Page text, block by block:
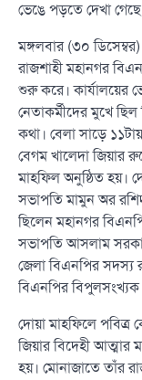
ভেঙে পড়তে দেখা
মঙ্গলবার (৩০
রাজশাহী মহানগর
শুরু করে। কার্যালয়ের
নেতাকর্মীদের মুখে ছিল
কথা। বেলা সাড়ে
বেগম খালেদা জিয়ার
মাহফিল অনুষ্ঠিত হয়।
সভাপতি মামুন অর
ছিলেন মহানগর
সভাপতি আসলাম
জেলা বিএনপির সদস্য
বিএনপির বিপুলসংখ্যক
দোয়া মাহফিলে
জিয়ার বিদেহী আত্মার
হয়। মোনাজাতে তাঁর